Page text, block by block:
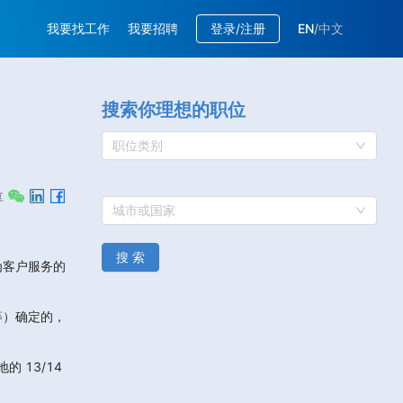
我要找工作 我要招聘 登录/注册 EN/中文
户服务的
确定的，
的 13/14
搜索你理想的职位
职位类别
城市或国家
搜 索